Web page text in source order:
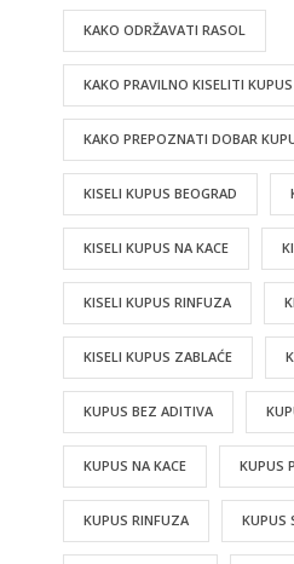
KAKO ODRŽAVATI RASOL
KAKO PRAVILNO KISELITI KUPUS
KAKO PREPOZNATI DOBAR
KISELI KUPUS BEOGRAD
KISELI KUPUS NA KACE
KISELI KUPUS RINFUZA
KISELI KUPUS ZABLAĆE
KUPUS BEZ ADITIVA
KUPUS NA KACE KUPUS
KUPUS RINFUZA KUPUS